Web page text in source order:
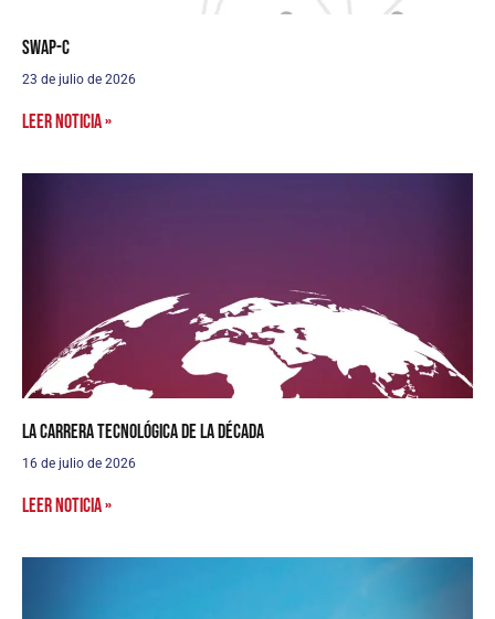
SWaP-C
23 de julio de 2026
Leer noticia »
La carrera tecnológica de la década
16 de julio de 2026
Leer noticia »